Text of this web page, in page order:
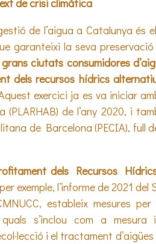
de crisi climàtica
de l’aigua a Catalunya és
garanteixi la seva
grans ciutats consumidores
dels recursos hídrics
exercici ja es va iniciar
de l’any 2020, i
de Barcelona (PECIA), full
dels Recursos
exemple, l’informe de 2021
estableix mesures
s’inclou com a mesura
i el tractament